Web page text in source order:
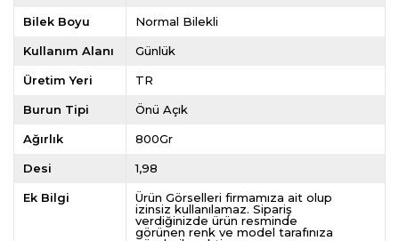
Bilek Boyu Normal Bilekli
Kullanım Alanı Günlük
Üretim Yeri TR
Burun Tipi Önü Açık
Ağırlık 800Gr
Desi 1,98
Ek Bilgi
Ürün Görselleri firmamıza ait olup
izinsiz kullanılamaz. Sipariş
verdiğinizde ürün resminde
görünen renk ve model tarafınıza